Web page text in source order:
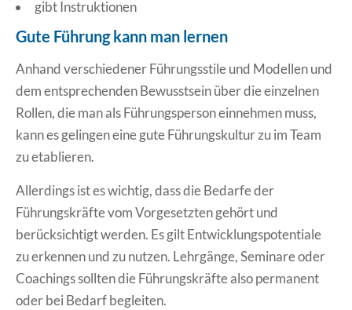
gibt Instruktionen
Gute Führung kann man lernen
Anhand verschiedener Führungsstile und Modellen und
dem entsprechenden Bewusstsein über die einzelnen
Rollen, die man als Führungsperson einnehmen muss,
kann es gelingen eine gute Führungskultur zu im Team
zu etablieren.
Allerdings ist es wichtig, dass die Bedarfe der
Führungskräfte vom Vorgesetzten gehört und
berücksichtigt werden. Es gilt Entwicklungspotentiale
zu erkennen und zu nutzen. Lehrgänge, Seminare oder
Coachings sollten die Führungskräfte also permanent
oder bei Bedarf begleiten.